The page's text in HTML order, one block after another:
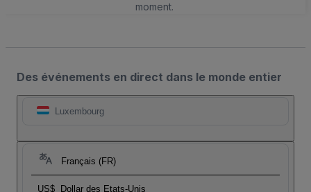
moment.
Des événements en direct dans le monde entier
Luxembourg
Français (FR)
US$ Dollar des Etats-Unis